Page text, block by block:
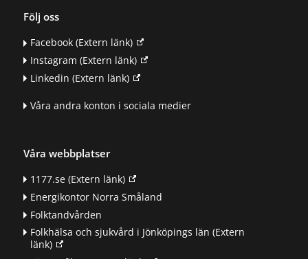
Följ oss
Facebook(Extern länk)
Instagram (Extern länk)
Linkedin (Extern länk)
Våra andra konton i sociala medier
Våra webbplatser
1177.se(Extern länk)
Energikontor Norra Småland
Folktandvården
Folkhälsa och sjukvård i Jönköpings län (Extern
länk)